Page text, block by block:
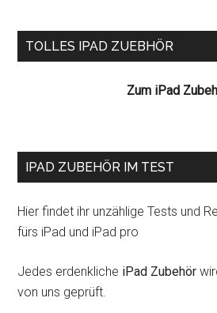
Seitenspalte
TOLLES IPAD ZUEBHÖR
Zum iPad
IPAD ZUBEHÖR IM TEST
Hier findet ihr unzählige Tests und
fürs iPad und iPad pro
Jedes erdenkliche iPad Zubehör
von uns geprüft.